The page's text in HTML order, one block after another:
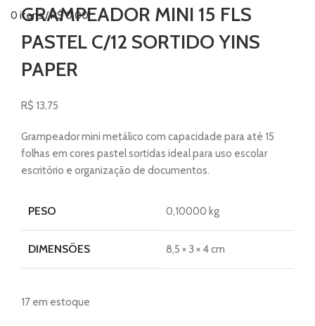
0 itens/R$0,00
GRAMPEADOR MINI 15 FLS
PASTEL C/12 SORTIDO YINS
PAPER
R$ 13,75
Grampeador mini metálico com capacidade para até 15
folhas em cores pastel sortidas ideal para uso escolar
escritório e organização de documentos.
PESO 0,10000 kg
DIMENSÕES 8,5 × 3 × 4 cm
17 em estoque